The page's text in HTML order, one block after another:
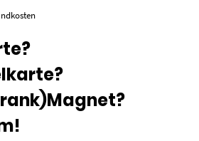
Preis
ist:
4,50 €.